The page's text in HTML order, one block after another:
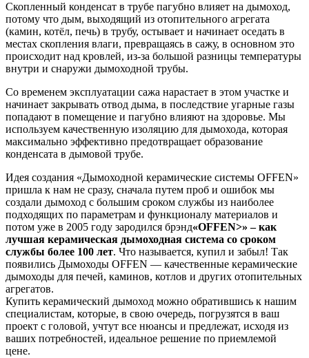
Скопленный конденсат в трубе пагубно влияет на дымоход,
потому что дым, выходящий из отопительного агрегата
(камин, котёл, печь) в трубу, остывает и начинает оседать в
местах скопления влаги, превращаясь в сажу, в основном это
происходит над кровлей, из-за большой разницы температуры
внутри и снаружи дымоходной трубы.
Со временем эксплуатации сажа нарастает в этом участке и
начинает закрывать отвод дыма, в последствие угарные газы
попадают в помещение и пагубно влияют на здоровье. Мы
используем качественную изоляцию для дымохода, которая
максимально эффективно предотвращает образование
конденсата в дымовой трубе.
Идея создания «Дымоходной керамические системы OFFEN»
пришла к нам не сразу, сначала путем проб и ошибок мы
создали дымоход с большим сроком службы из наиболее
подходящих по параметрам и функционалу материалов и
потом уже в 2005 году зародился брэнд«OFFEN>» – как
лучшая керамическая дымоходная система со сроком
службы более 100 лет. Что называется, купил и забыл! Так
появились Дымоходы OFFEN — качественные керамические
дымоходы для печей, каминов, котлов и других отопительных
агрегатов.
Купить керамический дымоход можно обратившись к нашим
специалистам, которые, в свою очередь, погрузятся в ваш
проект с головой, учтут все нюансы и предлежат, исходя из
ваших потребностей, идеальное решение по приемлемой
цене.